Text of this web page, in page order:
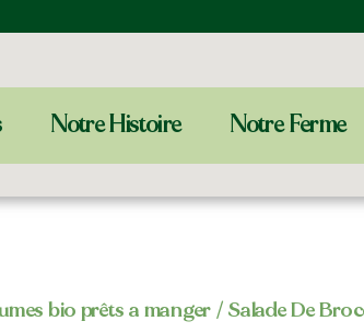
Notre Histoire Notre Ferme
bio prêts a manger/ Salade De